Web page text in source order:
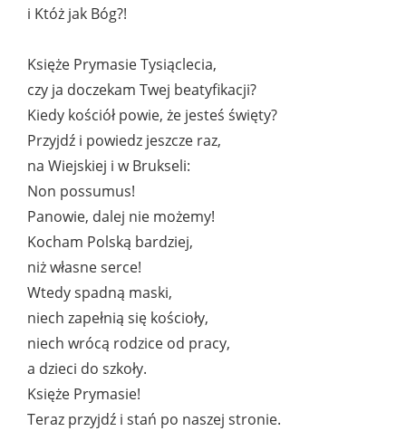
i Któż jak Bóg?!
Księże Prymasie Tysiąclecia,
czy ja doczekam Twej beatyfikacji?
Kiedy kościół powie, że jesteś święty?
Przyjdź i powiedz jeszcze raz,
na Wiejskiej i w Brukseli:
Non possumus!
Panowie, dalej nie możemy!
Kocham Polską bardziej,
niż własne serce!
Wtedy spadną maski,
niech zapełnią się kościoły,
niech wrócą rodzice od pracy,
a dzieci do szkoły.
Księże Prymasie!
Teraz przyjdź i stań po naszej stronie.